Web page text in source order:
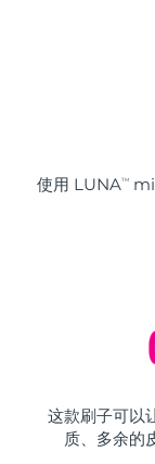
使用 LUNATM
这款刷子可以
质、多余的